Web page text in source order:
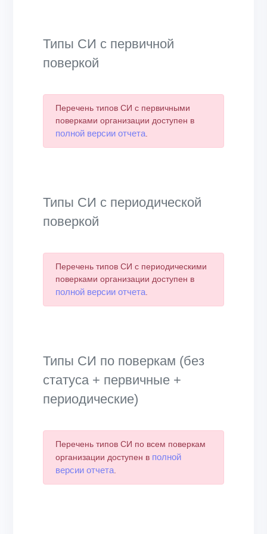
Типы СИ с первичной
поверкой
Перечень типов СИ с первичными
поверками организации доступен в
полной версии отчета.
Типы СИ с периодической
поверкой
Перечень типов СИ с периодическими
поверками организации доступен в
полной версии отчета.
Типы СИ по поверкам (без
статуса + первичные +
периодические)
Перечень типов СИ по всем поверкам
организации доступен в полной
версии отчета.